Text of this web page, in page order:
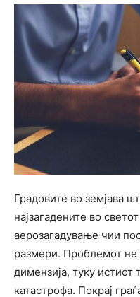
Градовите во земјава
најзагадените во
аерозагадување чии
размери. Проблемот
димензија, туку истиот
катастрофа. Покрај